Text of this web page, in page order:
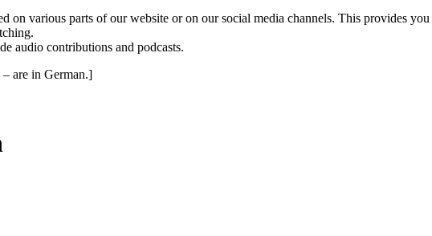
various parts of our website or on our social media channels. This provides you
audio contributions and podcasts.
are in German.]